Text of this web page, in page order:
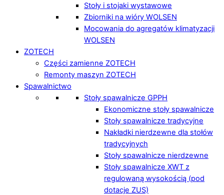
Stoły i stojaki wystawowe
Zbiorniki na wióry WOLSEN
Mocowania do agregatów klimatyzacji
WOLSEN
ZOTECH
Części zamienne ZOTECH
Remonty maszyn ZOTECH
Spawalnictwo
Stoły spawalnicze GPPH
Ekonomiczne stoły spawalnicze
Stoły spawalnicze tradycyjne
Nakładki nierdzewne dla stołów
tradycyjnych
Stoły spawalnicze nierdzewne
Stoły spawalnicze XWT z
regulowaną wysokością (pod
dotacje ZUS)